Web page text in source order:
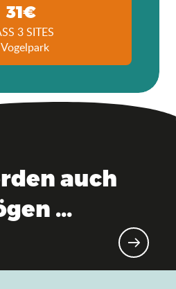
31€
3 SITES
auch
...